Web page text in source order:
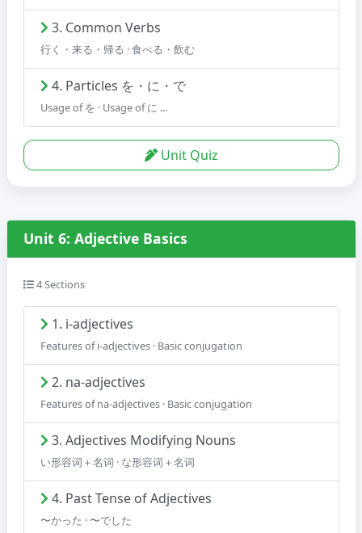
3. Common Verbs
行く・来る・帰る · 食べる・飲む
4. Particles を・に・で
Usage of を · Usage of に ...
Unit Quiz
Unit 6: Adjective Basics
4 Sections
1. i-adjectives
Features of i-adjectives · Basic conjugation
2. na-adjectives
Features of na-adjectives · Basic conjugation
3. Adjectives Modifying Nouns
い形容词＋名词 · な形容词＋名词
4. Past Tense of Adjectives
〜かった · 〜でした